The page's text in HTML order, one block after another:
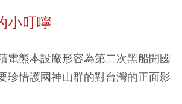
小叮嚀
電熊本設廠形容為第二次黑船開國
珍惜護國神山群的對台灣的正面影